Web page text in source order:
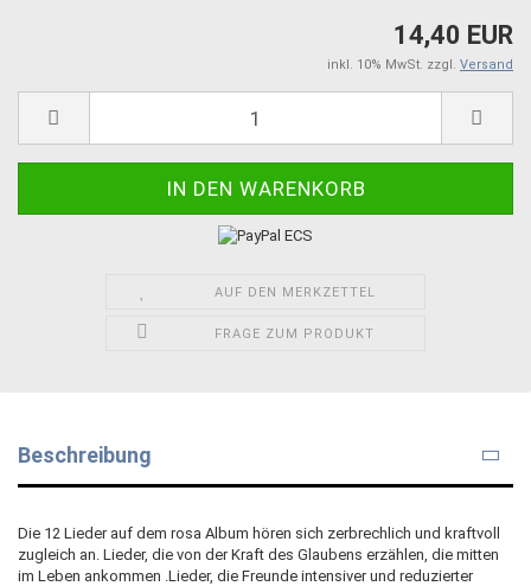
14,40 EUR
inkl. 10% MwSt. zzgl. Versand
AUF DEN MERKZETTEL
FRAGE ZUM PRODUKT
Beschreibung
Die 12 Lieder auf dem rosa Album hören sich zerbrechlich und kraftvoll
zugleich an. Lieder, die von der Kraft des Glaubens erzählen, die mitten
im Leben ankommen .Lieder, die Freunde intensiver und reduzierter